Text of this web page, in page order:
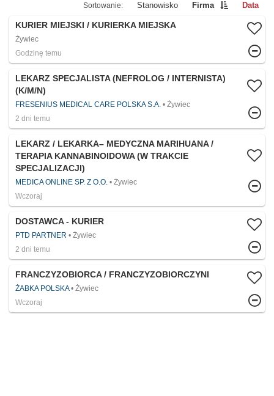
Stanowisko Firma Data
KURIER MIEJSKI / KURIERKA MIEJSKA
Żywiec
Godzinę temu
LEKARZ SPECJALISTA (NEFROLOG / INTERNISTA)
(K/M/N)
FRESENIUS MEDICAL CARE POLSKA S.A.
Żywiec
2 dni temu
LEKARZ / LEKARKA– MEDYCZNA MARIHUANA /
TERAPIA KANNABINOIDOWA (W TRAKCIE
SPECJALIZACJI)
MEDICA ONLINE SP. Z O.O.
Żywiec
Wczoraj
DOSTAWCA - KURIER
PTD PARTNER
Żywiec
2 dni temu
FRANCZYZOBIORCA / FRANCZYZOBIORCZYNI
ŻABKA POLSKA
Żywiec
Wczoraj